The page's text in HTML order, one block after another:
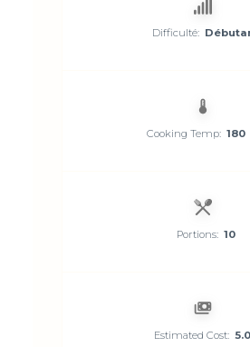
Difficulté:
Cooking Temp: 180
Portions: 10
Estimated Cost: